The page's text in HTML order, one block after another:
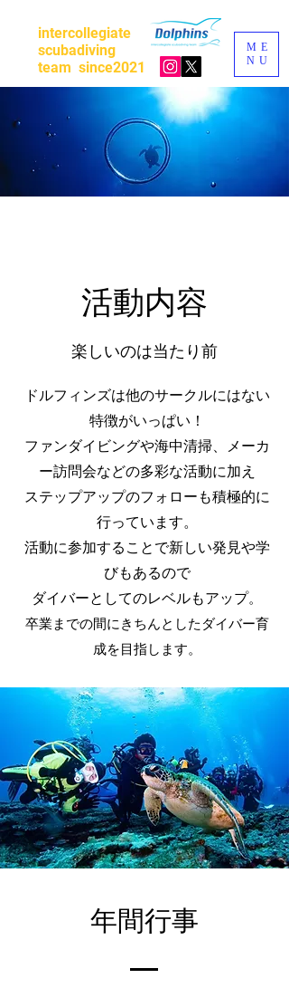
ME
NU
intercollegiate
scubadiving
team since2021
​活動内容
​楽しいのは当たり前
ドルフィンズは他のサークルにはない
特徴がいっぱい！
ファンダイビングや海中清掃、メーカ
ー訪問会などの多彩な活動に加え
ステップアップのフォローも積極的に
行っています。
活動に参加することで新しい発 見や学
びもあるので
ダイバーとしてのレベルもアップ。
​卒業までの間にきちんとしたダイバー育
成を目指します。
​年間行事